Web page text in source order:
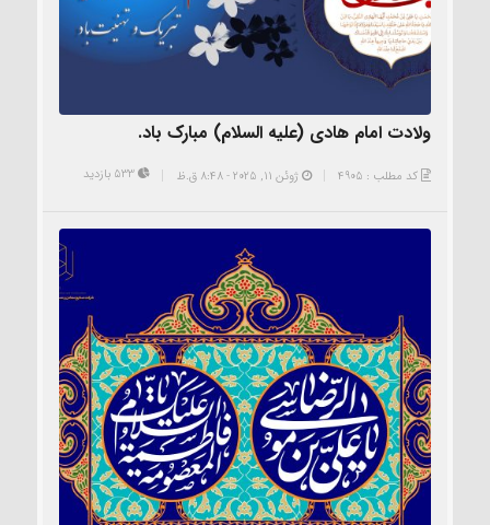
ولادت امام هادی (علیه السلام) مبارک باد.
کد مطلب : 4905 ژوئن 11, 2025 - 8:48 ق.ظ